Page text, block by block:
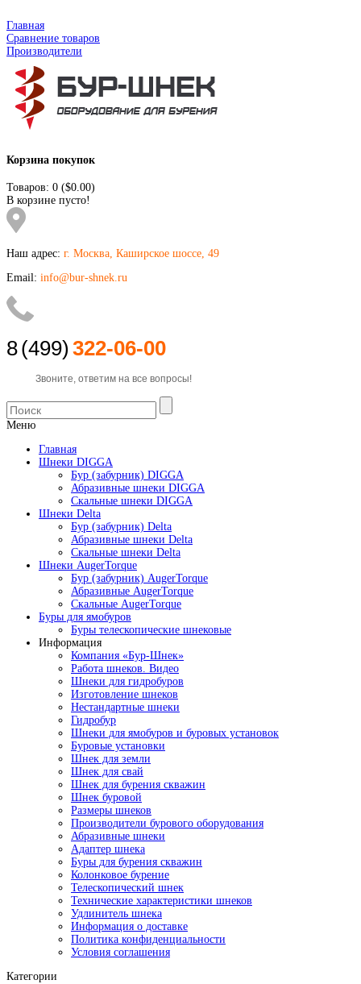
Главная
Сравнение товаров
Производители
Корзина покупок
Товаров: 0 ($0.00)
В корзине пусто!
Наш адрес: г. Москва, Каширское шоссе, 49
Email: info@bur-shnek.ru
8(499) 322-06-00
Звоните, ответим на все вопросы!
Меню
Главная
Шнеки DIGGA
Бур (забурник) DIGGA
Абразивные шнеки DIGGA
Скальные шнеки DIGGA
Шнеки Delta
Бур (забурник) Delta
Абразивные шнеки Delta
Скальные шнеки Delta
Шнеки AugerTorque
Бур (забурник) AugerTorque
Абразивные AugerTorque
Скальные AugerTorque
Буры для ямобуров
Буры телескопические шнековые
Информация
Компания «Бур-Шнек»
Работа шнеков. Видео
Шнеки для гидробуров
Изготовление шнеков
Нестандартные шнеки
Гидробур
Шнеки для ямобуров и буровых установок
Буровые установки
Шнек для земли
Шнек для свай
Шнек для бурения скважин
Шнек буровой
Размеры шнеков
Производители бурового оборудования
Абразивные шнеки
Адаптер шнека
Буры для бурения скважин
Колонковое бурение
Телескопический шнек
Технические характеристики шнеков
Удлинитель шнека
Информация о доставке
Политика конфиденциальности
Условия соглашения
Категории